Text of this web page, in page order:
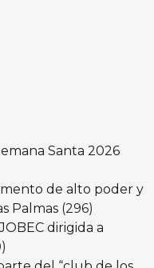
Santa 2026
de alto poder y
Palmas (296)
dirigida a